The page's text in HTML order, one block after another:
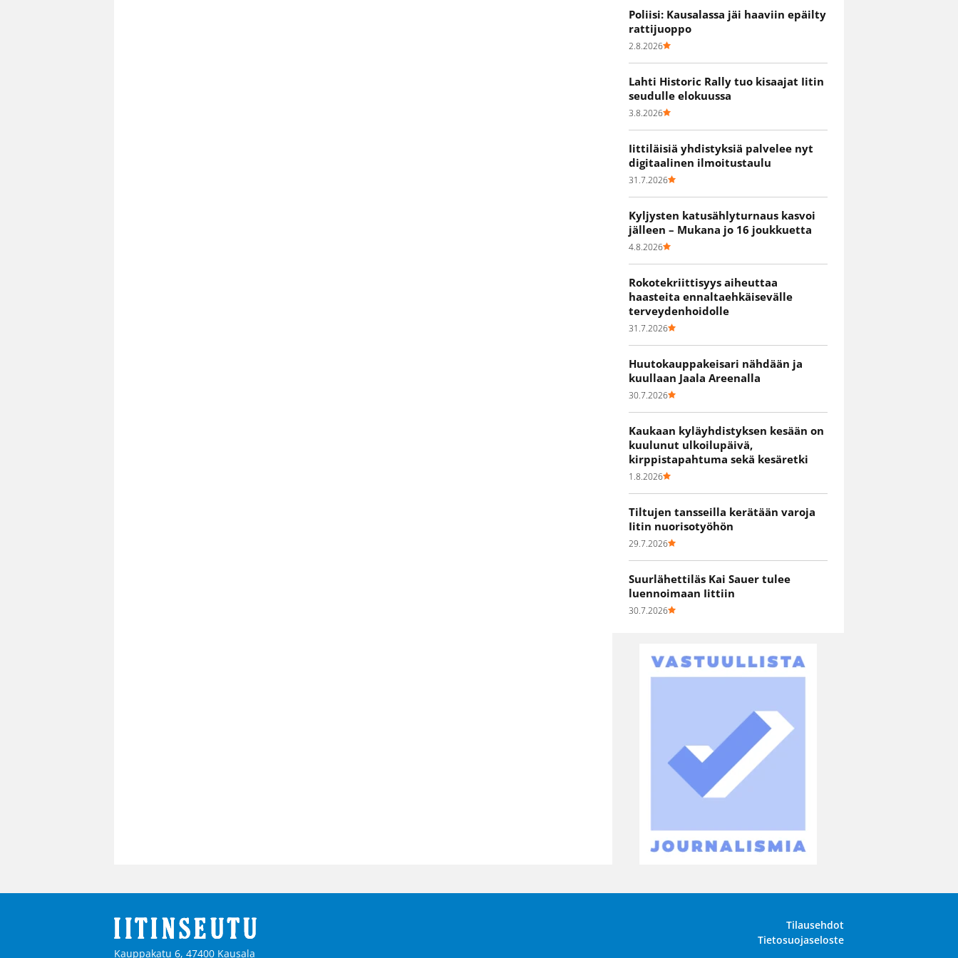
Poliisi: Kausalassa jäi haaviin epäilty
rattijuoppo
2.8.2026
Lahti Historic Rally tuo kisaajat Iitin
seudulle elokuussa
3.8.2026
Iittiläisiä yhdistyksiä palvelee nyt
digitaalinen ilmoitustaulu
31.7.2026
Kyljysten katusählyturnaus kasvoi
jälleen – Mukana jo 16 joukkuetta
4.8.2026
Rokotekriittisyys aiheuttaa
haasteita ennaltaehkäisevälle
terveydenhoidolle
31.7.2026
Huutokauppakeisari nähdään ja
kuullaan Jaala Areenalla
30.7.2026
Kaukaan kyläyhdistyksen kesään on
kuulunut ulkoilupäivä,
kirppistapahtuma sekä kesäretki
1.8.2026
Tiltujen tansseilla kerätään varoja
Iitin nuorisotyöhön
29.7.2026
Suurlähettiläs Kai Sauer tulee
luennoimaan Iittiin
30.7.2026
Kauppakatu 6, 47400 Kausala
Tilausehdot
Tietosuojaseloste